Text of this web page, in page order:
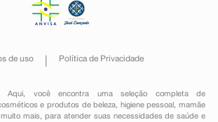
de uso Política de Privacidade
Aqui, você encontra uma seleção completa de
e produtos de beleza, higiene pessoal ,mamãe
mais, para atender suas necessidades de saúde e